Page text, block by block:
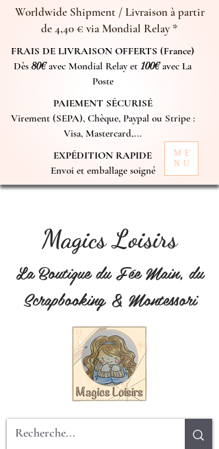
Worldwide Shipment / Livraison à partir
de 4,40 € via Mondial Relay *
FRAIS DE LIVRAISON OFFERTS (France)
Dès 80€avec Mondial Relay et 100€avec La
Poste
PAIEMENT SÉCURISÉ
Virement (SEPA), Chèque, Paypal ou Stripe :
Visa, Mastercard,...
EXPÉDITION RAPIDE
Envoi et emballage soigné
ME
NU
Magics Loisirs
La Boutique du Fée Main, du
Scrapbooking & Montessori